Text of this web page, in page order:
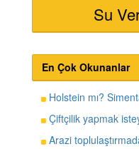
Su
En Çok Okunanlar
Holstein mı?
Çiftçilik yapmak
Arazi